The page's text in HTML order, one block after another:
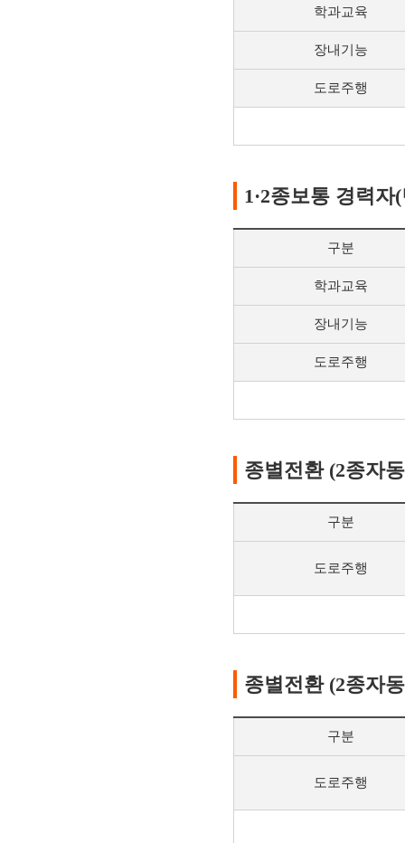
학과교육
장내기능
도로주행
1·2종보통 경력자
구분
학과교육
장내기능
도로주행
종별전환 (2종자
구분
도로주행
종별전환 (2종자
구분
도로주행